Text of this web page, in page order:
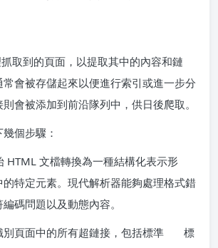
取到的頁面，以提取其中的內容和鏈
會被存儲起來以便進行索引或進一步分
會被添加到前沿隊列中，供日後爬取。
個步驟：
HTML 文檔轉換為一種結構化表示形
特定元素。現代解析器能夠處理格式錯
碼問題以及動態內容。
別頁面中的所有超鏈接，包括標準
標